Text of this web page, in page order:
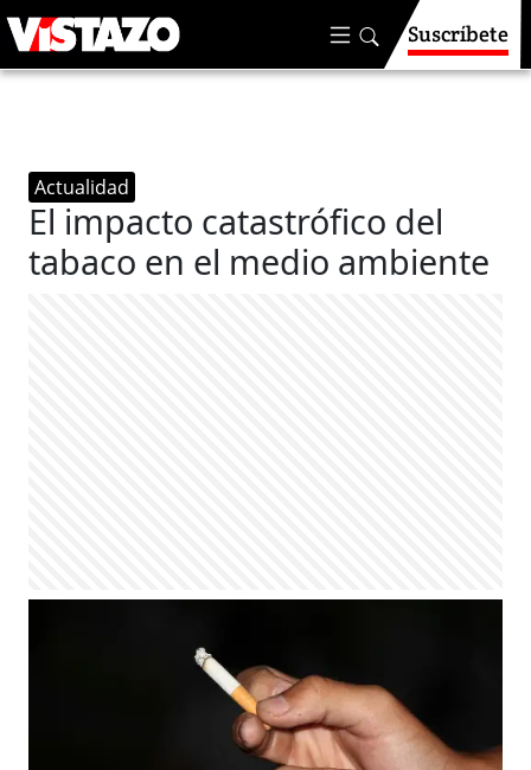
Suscríbete
Actualidad
El impacto catastrófico del
tabaco en el medio ambiente